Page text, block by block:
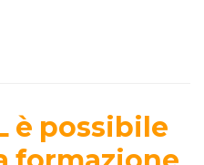
è possibile